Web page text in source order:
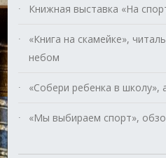
Книжная выставка «На
«Книга на скамейке»,
небом
«Собери ребенка в школу»,
«Мы выбираем спорт»,